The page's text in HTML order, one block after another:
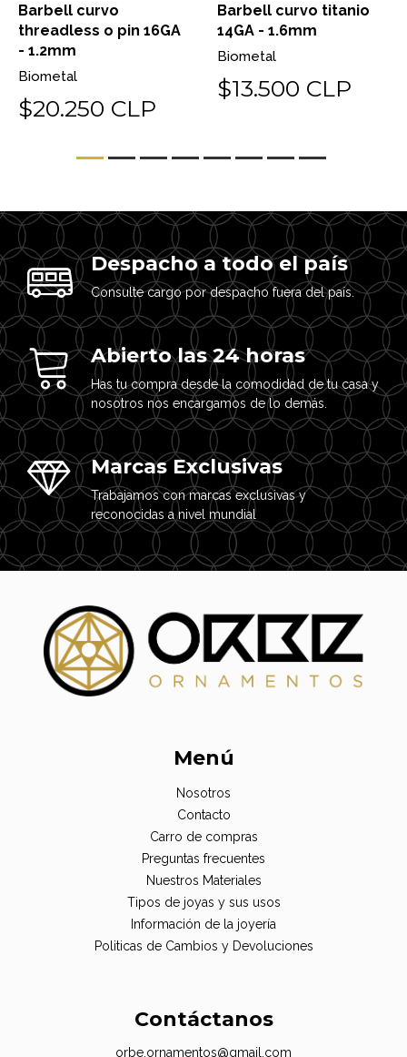
Barbell curvo
threadless o pin 16GA
- 1.2mm
Biometal
$20.250 CLP
Barbell curvo titanio
14GA - 1.6mm
Biometal
$13.500 CLP
Despacho a todo el país
Consulte cargo por despacho fuera del país.
Abierto las 24 horas
Has tu compra desde la comodidad de tu casa y
nosotros nos encargamos de lo demás.
Marcas Exclusivas
Trabajamos con marcas exclusivas y
reconocidas a nivel mundial
Menú
Nosotros
Contacto
Carro de compras
Preguntas frecuentes
Nuestros Materiales
Tipos de joyas y sus usos
Información de la joyería
Politicas de Cambios y Devoluciones
Contáctanos
orbe.ornamentos@gmail.com